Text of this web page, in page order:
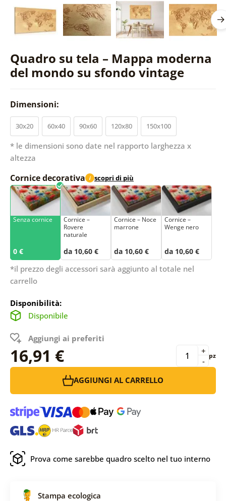
Quadro su tela – Mappa moderna
del mondo su sfondo vintage
Dimensioni:
30x20 60x40 90x60 120x80 150x100
* le dimensioni sono date nel rapporto larghezza x
altezza
Cornice decorativa i scopri di più
Senza cornice
0 €
Cornice –
Rovere
naturale
da 10,60 €
Cornice – Noce
marrone
da 10,60 €
Cornice –
Wenge nero
da 10,60 €
*il prezzo degli accessori sarà aggiunto al totale nel
carrello
Disponibilità:
Disponibile
Aggiungi ai preferiti
16,91 € -
+ pz
AGGIUNGI AL CARRELLO
Prova come sarebbe quadro scelto nel tuo interno
Stampa ecologica